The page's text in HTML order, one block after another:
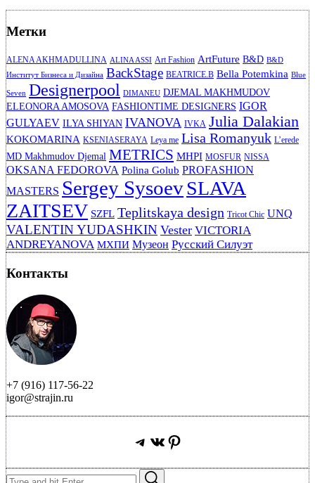
Метки
ALENA AKHMADULLINA ALINA ASSI Art Fashion ArtFuture B&D B&D
Институт Бизнеса и Дизайна BackStage BEATRICE.B Bella Potemkina Blue
Seven Designerpool DIMANEU DJEMAL MAKHMUDOV
ELEONORA AMOSOVA FASHIONTIME DESIGNERS IGOR
GULYAEV ILYA SHIYAN IVANOVA IVKA Julia Dalakian
KOKOMARINA KSENIASERAYA Leya me Lisa Romanyuk L’erede
MD Makhmudov Djemal METRICS MHPI MOSFUR NISSA
OKSANA FEDOROVA Polina Golub PROFASHION
MASTERS Sergey SysoevSLAVA
ZAITSEV SZFL Teplitskaya design Tricot Chic UNQ
VALENTIN YUDASHKIN Vester VICTORIA
ANDREYANOVA МХПИ Музеон Русский Силуэт
Контакты
+7 (916) 117-56-22
igor@strajin.ru
Telegram
ВКонтакте
Pinterest
Search